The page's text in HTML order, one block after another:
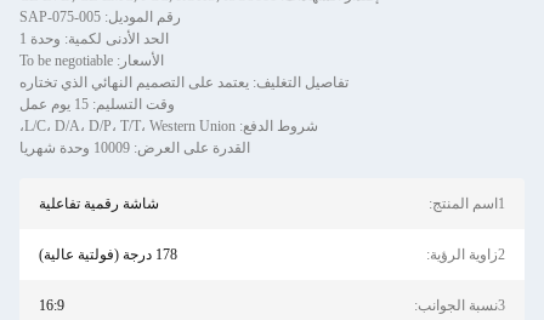
رقم الموديل: SAP-075-005
الحد الأدنى لكمية: وحدة 1
الأسعار: To be negotiable
تفاصيل التغليف: يعتمد على التصميم النهائي الذي تختاره
وقت التسليم: 15 يوم عمل
شروط الدفع: L/C، D/A، D/P، T/T، Western Union،
القدرة على العرض: 10009 وحدة شهريا
1اسم المنتج: شاشة رقمية تفاعلية
2زاوية الرؤية: 178 درجة (فولتية عالية)
3نسبة الجوانب: 16:9